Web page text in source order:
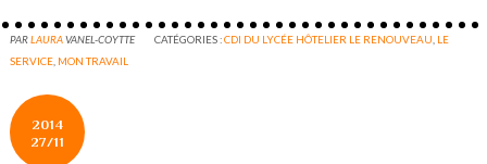
PARLAURAVANEL-COYTTE CATÉGORIES :CDI DU LYCÉE HÔTELIER LE RENOUVEAU LE
SERVICE MON TRAVAIL
2014
27/11